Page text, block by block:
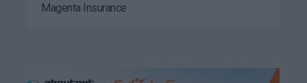
Magenta Insurance